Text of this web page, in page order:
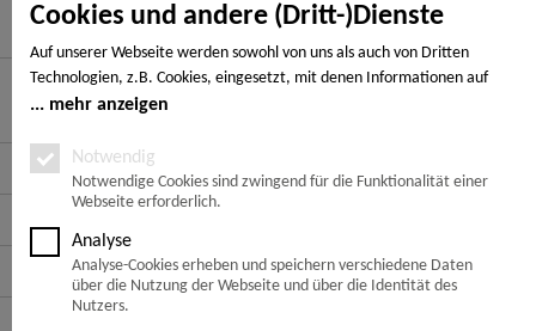
Cookies und andere (Dritt-)Dienste
Auf unserer Webseite werden sowohl von uns als auch von Dritten
Technologien, z.B. Cookies, eingesetzt, mit denen Informationen auf
Ihrem Endgerät gespeichert und/oder von Ihrem Endgerät abgerufen
Notwendige Cookies, Analyse-, Marketing- und Statistik-Cookies. Bei den
notwendigen Cookies handelt es sich um solche, die technisch notwendig
sind, um den von Ihnen gewünschten Dienst bereitzustellen, die übrigen
Cookies werden nur auf Grund einer von Ihnen erteilten Einwilligung
gesetzt. Die Einwilligung ist freiwillig. Personen, die das 16. Lebensjahr
noch nicht vollendet haben, benötigen die Zustimmung der
Sorgeberechtigten. Sie können Ihre Entscheidung jederzeit mit Wirkung
mehr anzeigen
Notwendig
Notwendige Cookies sind zwingend für die Funktionalität einer
Webseite erforderlich.
Analyse
Analyse-Cookies erheben und speichern verschiedene Daten
über die Nutzung der Webseite und über die Identität des
Nutzers.
Kunden haben sich ebenfalls angesehen
Hier finden Sie uns
Service Hotline
Informationen